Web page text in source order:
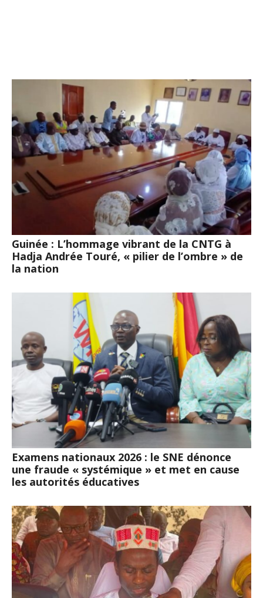
Guinée : L’hommage vibrant de la CNTG à
Hadja Andrée Touré, « pilier de l’ombre » de
la nation
Examens nationaux 2026 : le SNE dénonce
une fraude « systémique » et met en cause
les autorités éducatives